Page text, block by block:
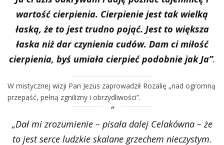
wartość cierpienia. Cierpienie jest tak wielką
łaską, że to jest trudno pojąć. Jest to większa
łaska niż dar czynienia cudów. Dam ci miłość
cierpienia, byś umiała cierpieć podobnie jak Ja”.
W mistycznej wizji Pan Jezus zaprowadził Rozalię „nad ogromną
przepaść, pełną zgnilizny i obrzydliwości”.
„Dał mi zrozumienie – pisała dalej Celakówna – że
to jest serce ludzkie skalane grzechem nieczystym.